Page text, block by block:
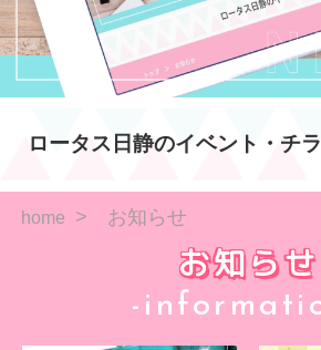
ロータス日静のイベント・チ
home お知らせ
お知らせ
-